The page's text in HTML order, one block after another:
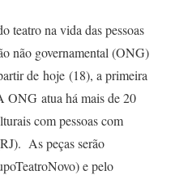
teatro na vida das pessoas
não governamental (ONG)
de hoje (18), a primeira
ONG atua há mais de 20
com pessoas com
As peças serão
e pelo